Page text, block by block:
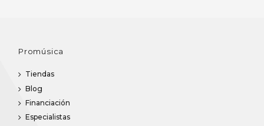
Promúsica
Tiendas
Blog
Financiación
Especialistas